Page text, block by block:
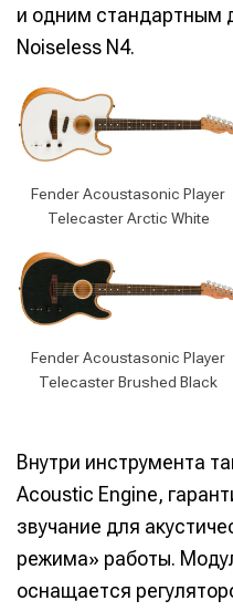
и одним стандартным
Noiseless N4.
Fender Acoustasonic Player
Telecaster Arctic White
Fender Acoustasonic Player
Telecaster Brushed Black
Внутри инструмента
Acoustic Engine,
звучание для
режима» работы.
оснащается